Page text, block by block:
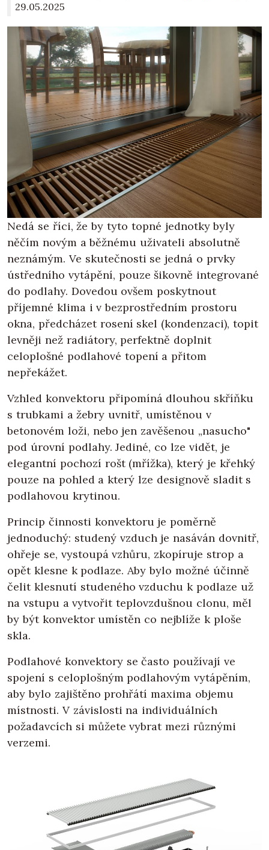
29.05.2025
Nedá se říci, že by tyto topné jednotky byly
něčím novým a běžnému uživateli absolutně
neznámým. Ve skutečnosti se jedná o prvky
ústředního vytápění, pouze šikovně integrované
do podlahy. Dovedou ovšem poskytnout
příjemné klima i v bezprostředním prostoru
okna, předcházet rosení skel (kondenzaci), topit
levněji než radiátory, perfektně doplnit
celoplošné podlahové topení a přitom
nepřekážet.
Vzhled konvektoru připomíná dlouhou skříňku
s trubkami a žebry uvnitř, umístěnou v
betonovém loži, nebo jen zavěšenou „nasucho"
pod úrovní podlahy. Jediné, co lze vidět, je
elegantní pochozí rošt (mřížka), který je křehký
pouze na pohled a který lze designově sladit s
podlahovou krytinou.
Princip činnosti konvektoru je poměrně
jednoduchý: studený vzduch je nasáván dovnitř,
ohřeje se, vystoupá vzhůru, zkopíruje strop a
opět klesne k podlaze. Aby bylo možné účinně
čelit klesnutí studeného vzduchu k podlaze už
na vstupu a vytvořit teplovzdušnou clonu, měl
by být konvektor umístěn co nejblíže k ploše
skla.
Podlahové konvektory se často používají ve
spojení s celoplošným podlahovým vytápěním,
aby bylo zajištěno prohřátí maxima objemu
místnosti. V závislosti na individuálních
požadavcích si můžete vybrat mezi různými
verzemi.